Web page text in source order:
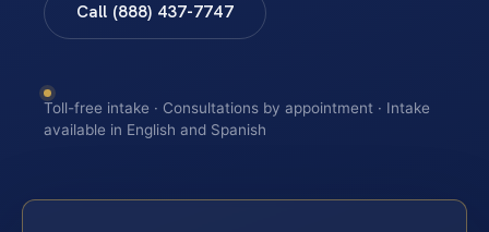
Call (888) 437-7747
Toll-free intake · Consultations by appointment · Intake
available in English and Spanish